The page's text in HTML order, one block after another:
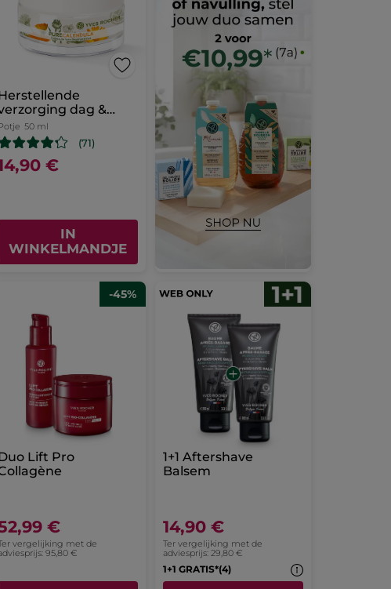
dag &
50 ml
(71)
€
IN
WINKELMANDJE
-45%
Lift Pro
€
vergelijking met de
95,80 €
1+1 Aftershave
Balsem
14,90 €
Ter vergelijking met de
adviesprijs: 29,80 €
1+1 GRATIS*(4)